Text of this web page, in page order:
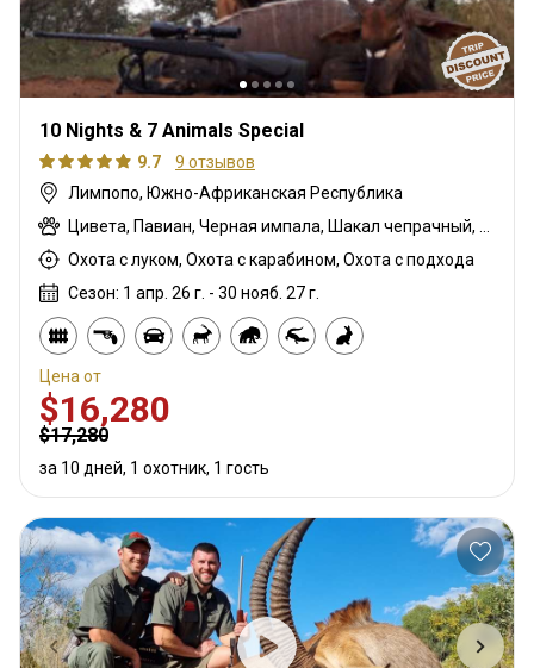
10 Nights & 7 Animals Special
9.7
9 отзывов
Лимпопо, Южно-Африканская Республика
Охота с луком, Охота с карабином, Охота с подхода
Сезон: 1 апр. 26 г. - 30 нояб. 27 г.
Цена от
$16,280
$17,280
за 10 дней, 1 охотник, 1 гость